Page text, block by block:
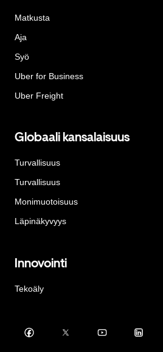
Matkusta
Aja
Syö
Uber for Business
Uber Freight
Globaali kansalaisuus
Turvallisuus
Turvallisuus
Monimuotoisuus
Läpinäkyvyys
Innovointi
Tekoäly